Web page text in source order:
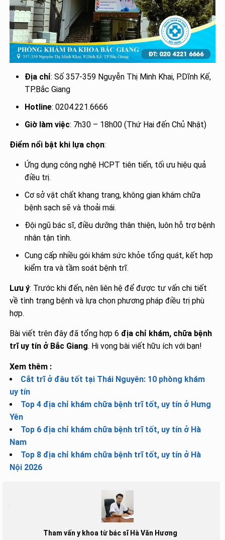
Địa chỉ: Số 357-359 Nguyễn Thị Minh Khai, P.Dĩnh Kế,
TP.Bắc Giang
Hotline: 0204.221.6666
Giờ làm việc: 7h30 – 18h00 (Thứ Hai đến Chủ Nhật)
Điểm nổi bật khi lựa chọn:
Ứng dụng công nghệ HCPT tiên tiến, tối ưu hiệu quả
điều trị.
Cơ sở vật chất khang trang, không gian khám chữa
bệnh sạch sẽ và thoải mái.
Đội ngũ bác sĩ, điều dưỡng thân thiện, luôn hỗ trợ bệnh
nhân tận tình.
Cung cấp nhiều gói khám sức khỏe tổng quát, kết hợp
kiểm tra và tầm soát bệnh trĩ.
Lưu ý: Trước khi đến, nên liên hệ để được tư vấn chi tiết
về tình trạng bệnh và lựa chọn phương pháp điều trị phù
hợp.
Bài viết trên đây đã tổng hợp 6 địa chỉ khám, chữa bệnh
trĩ uy tín ở Bắc Giang. Hi vọng bài viết hữu ích với bạn!
Xem thêm :
Cắt trĩ ở đâu tốt tại Thái Nguyên: 10 phòng khám
uy tín
Top 4 địa chỉ khám chữa bệnh trĩ tốt, uy tín ở Hưng
Yên
Top 6 địa chỉ khám chữa bệnh trĩ tốt, uy tín ở Hà
Nam
Top 8 địa chỉ khám chữa bệnh trĩ tốt, uy tín ở Hà
Nội 2026
Tham vấn y khoa từ bác sĩ Hà Văn Hương